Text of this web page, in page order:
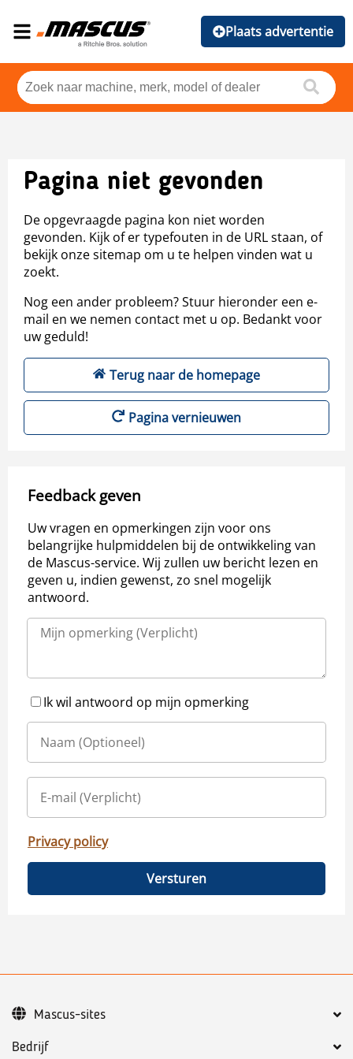
Plaats advertentie
Pagina niet gevonden
De opgevraagde pagina kon niet worden
gevonden. Kijk of er typefouten in de URL staan, of
bekijk onze sitemap om u te helpen vinden wat u
zoekt.
Nog een ander probleem? Stuur hieronder een e-
mail en we nemen contact met u op. Bedankt voor
uw geduld!
Terug naar de homepage
Pagina vernieuwen
Feedback geven
Uw vragen en opmerkingen zijn voor ons
belangrijke hulpmiddelen bij de ontwikkeling van
de Mascus-service. Wij zullen uw bericht lezen en
geven u, indien gewenst, zo snel mogelijk
antwoord.
Ik wil antwoord op mijn opmerking
Privacy policy
Versturen
Bedrijf
Mascus-sites